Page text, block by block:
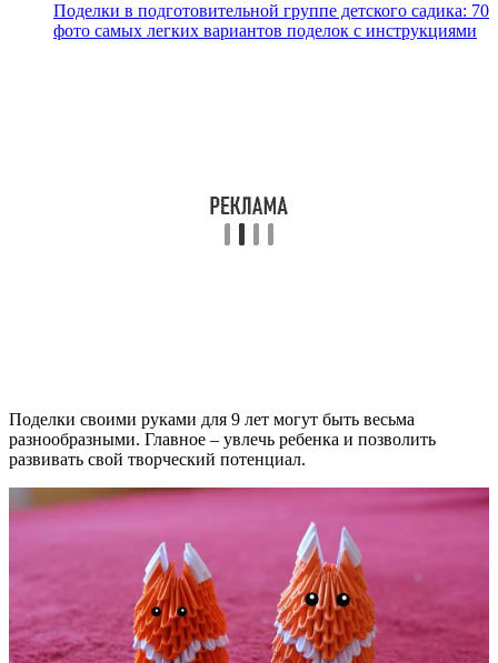
Поделки в подготовительной группе детского садика: 70
фото самых легких вариантов поделок с инструкциями
Поделки своими руками для 9 лет могут быть весьма
разнообразными. Главное – увлечь ребенка и позволить
развивать свой творческий потенциал.